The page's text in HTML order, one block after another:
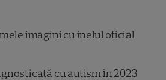
imagini cu inelul oficial
cu autism în 2023